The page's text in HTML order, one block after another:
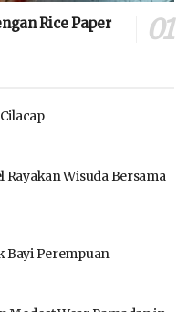
Rice Paper
Wisuda Bersama
Bayi Perempuan